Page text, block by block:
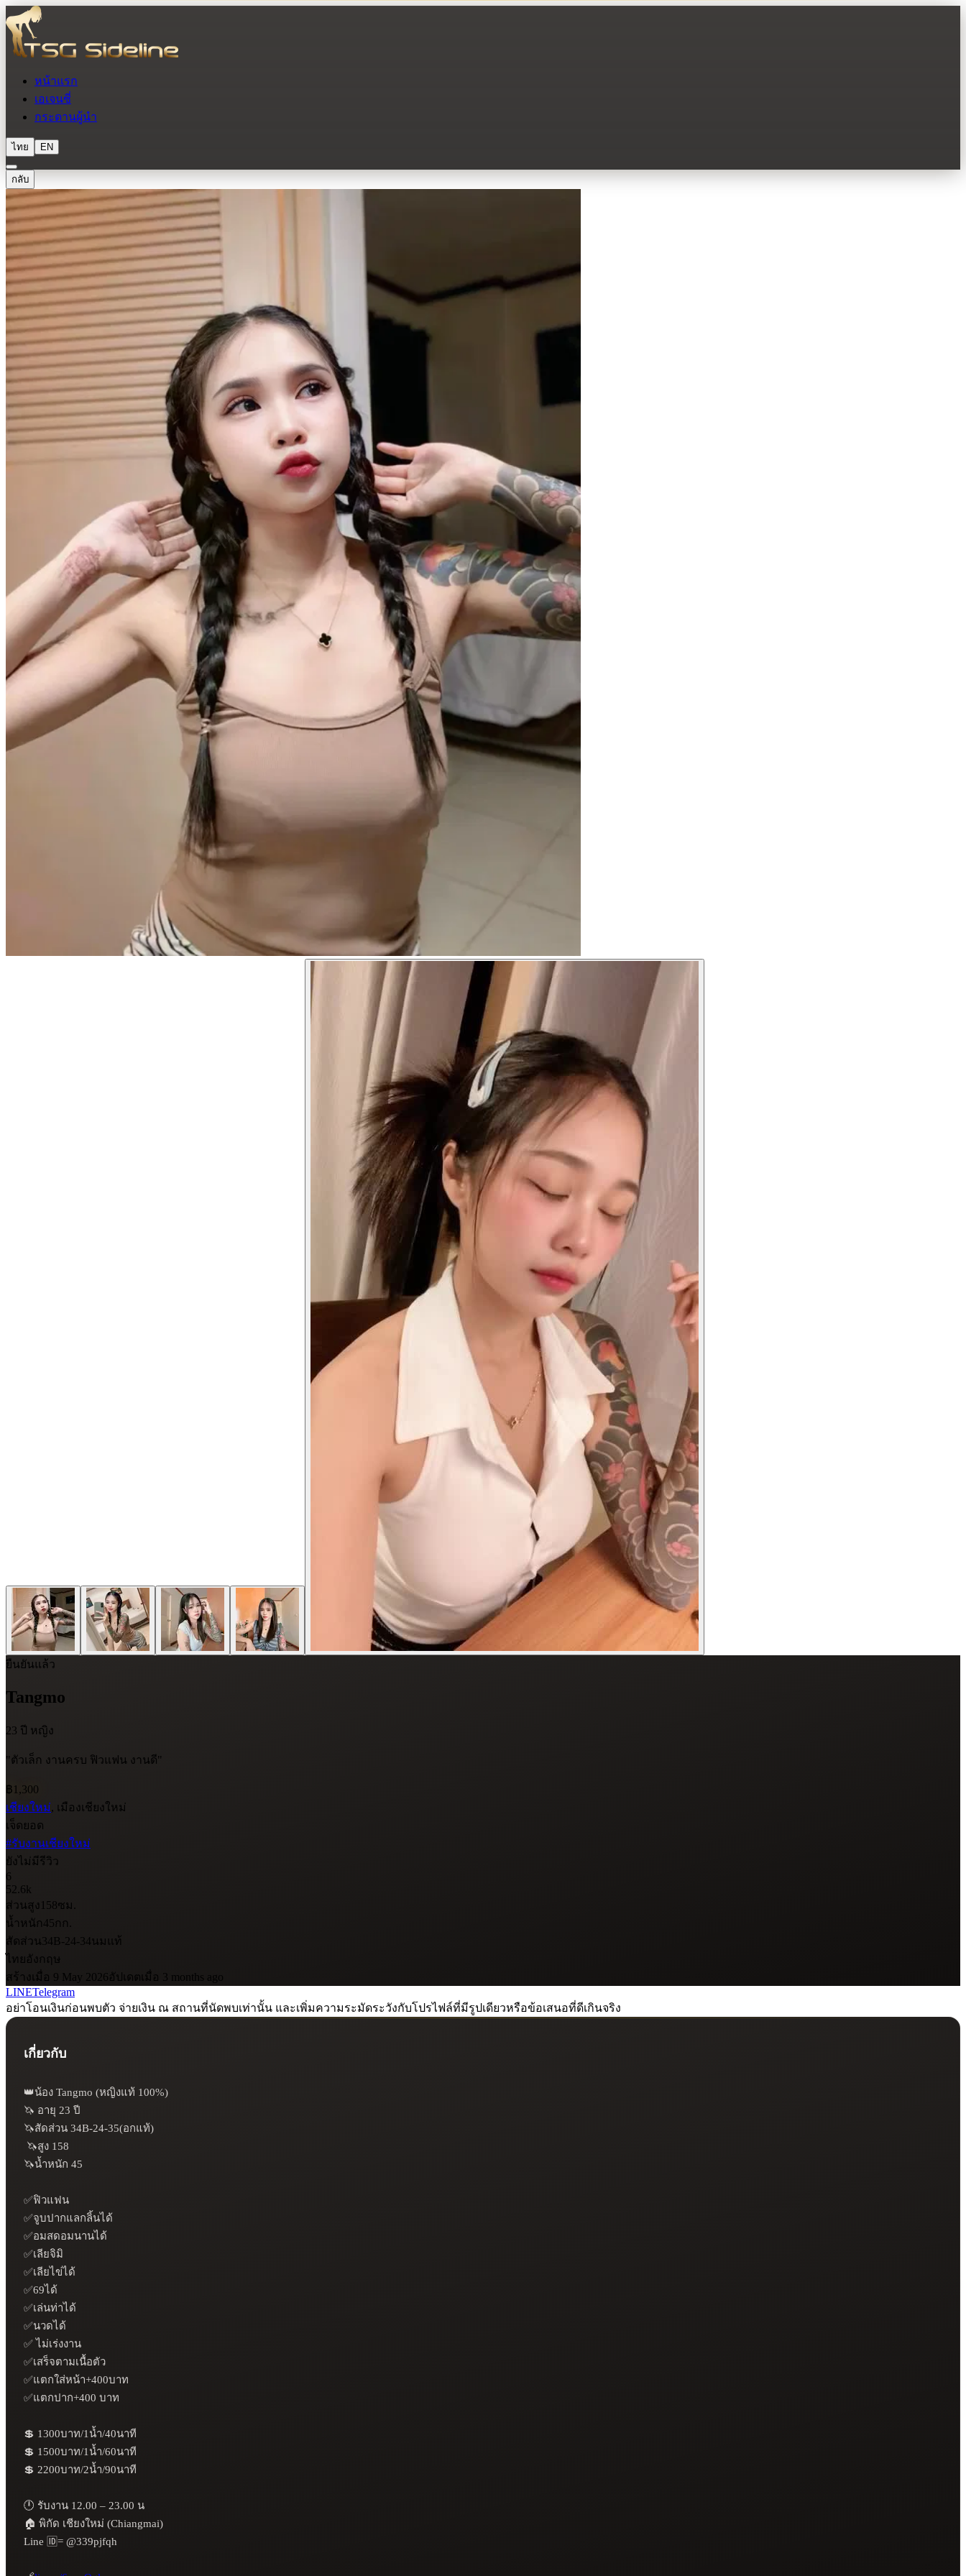
หน้าแรก
เอเจนซี่
กระดานผู้นำ
ไทย EN
กลับ
ยืนยันแล้ว
Tangmo
23 ปี หญิง
"ตัวเล็ก งานครบ ฟิวแฟน งานดี"
฿1,300
เชียงใหม่, เมืองเชียงใหม่
เจ็ดยอด
#รับงานเชียงใหม่
ยังไม่มีรีวิว
6
52.6k
ส่วนสูง 158ซม.
น้ำหนัก45กก.
สัดส่วน 34B-24-34นมแท้
ไทยอังกฤษ
สร้างเมื่อ 9 May 2026อัปเดตเมื่อ 3 months ago
LINETelegram
อย่าโอนเงินก่อนพบตัว จ่ายเงิน ณ สถานที่นัดพบเท่านั้น และเพิ่มความระมัดระวังกับโปรไฟล์ที่มีรูปเดียวหรือข้อเสนอที่ดีเกินจริง
เกี่ยวกับ
👑น้อง Tangmo (หญิงแท้ 100%)
🦄 อายุ 23 ปี
🦄สัดส่วน 34B-24-35(อกแท้)
🦄น้ำหนัก 45
✅ฟิวแฟน
✅จูบปากแลกลิ้นได้
✅อมสดอมนานได้
✅เลียจิมิ
✅เลียไข่ได้
✅69ได้
✅เล่นท่าได้
✅นวดได้
✅ ไม่เร่งงาน
✅เสร็จตามเนื้อตัว
✅แตกใส่หน้า+400บาท
✅แตกปาก+400 บาท
💲 1300บาท/1น้ำ/40นาที
💲 1500บาท/1น้ำ/60นาที
💲 2200บาท/2น้ำ/90นาที
🕛 รับงาน 12.00 – 23.00 น
🏠 พิกัด เชียงใหม่ (Chiangmai)
Line 🆔= @339pjfqh